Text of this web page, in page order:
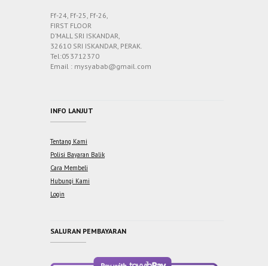
Ff-24, Ff-25, Ff-26,
FIRST FLOOR
D’MALL SRI ISKANDAR,
32610 SRI ISKANDAR, PERAK.
Tel:053712370
Email : mysyabab@gmail.com
INFO LANJUT
Tentang Kami
Polisi Bayaran Balik
Cara Membeli
Hubungi Kami
Login
SALURAN PEMBAYARAN